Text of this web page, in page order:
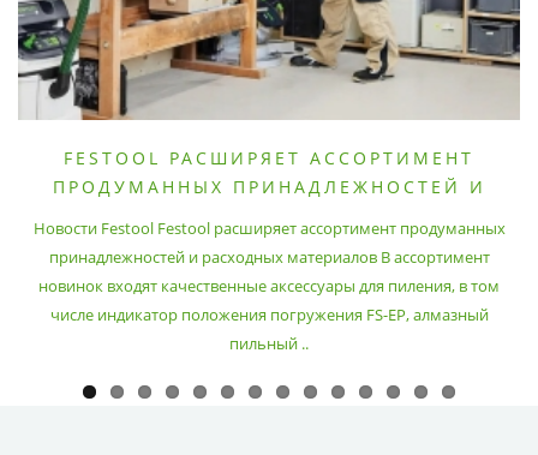
FESTOOL РАСШИРЯЕТ АССОРТИМЕНТ
ПРОДУМАННЫХ ПРИНАДЛЕЖНОСТЕЙ И
Новости Festool Festool расширяет ассортимент продуманных
принадлежностей и расходных материалов В ассортимент
новинок входят качественные аксессуары для пиления, в том
числе индикатор положения погружения FS-EP, алмазный
пильный ..